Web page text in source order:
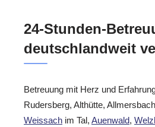
24-Stunden-
deutschlandweit
Betreuung mit Herz und
Rudersberg, Althütte,
Weissach im Tal, Auenwald,